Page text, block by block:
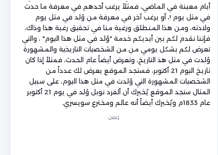
أيام معينة في الماضي، فمثلاً يرغب أحدهم في معرفة ما حدث
في مثل يوم !، أو يرغب آخر في معرفة من وُلد في مثل يوم
ولادته، ومن هذا المنطلق ورغبة منا في تحقيق رغبة هذا وذاك،
فإننا نقدم لكم بين أيديكم خدمة "وُلد في مثل هذا اليوم" ، والتي
تعرض لكم بشكل يومي من من الشخصيات التاريخية والمشهورة
وُلدت في مثل هذ التاريخ، وتعرض أيضاً عام الحدث، فمثلاً إذا كان
تاريخ اليوم 21 أكتوبر، فستجد الموقع يعرض لك عدداً من
الشخصيات المشهورة التي وُلدت في مثل هذا اليوم، على سبيل
المثال ستجد الموقع يُخبرك أن ألفرد نوبل وُلد في يوم 21 أكتوبر
عام 1833م ويُخبرك أيضاً أنه عالم ومخترع سويسري.
إعلان